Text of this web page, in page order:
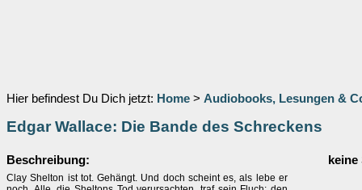
Hier befindest Du Dich jetzt: Home > Audiobooks, Lesungen &
Edgar Wallace: Die Bande des Schreckens
Beschreibung:
Clay Shelton ist tot. Gehängt. Und doch scheint es, als lebe er